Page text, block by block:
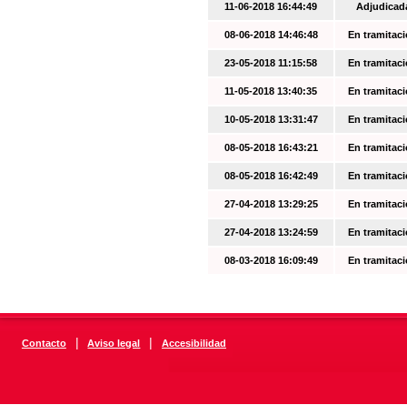
11-06-2018 16:44:49
08-06-2018 14:46:48 En
23-05-2018 11:15:58 En
11-05-2018 13:40:35 En
10-05-2018 13:31:47 En
08-05-2018 16:43:21 En
08-05-2018 16:42:49 En
27-04-2018 13:29:25 En
27-04-2018 13:24:59 En
08-03-2018 16:09:49 En
Contacto | Aviso legal | Accesibilidad